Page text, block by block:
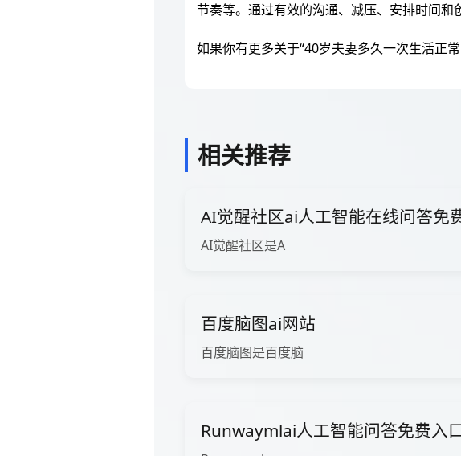
节奏等。通过有效的沟通、减压、安排时间和
如果你有更多关于“40岁夫妻多久一次生活正
相关推荐
AI觉醒社区ai人工智能在线问答免
AI觉醒社区是A
百度脑图ai网站
百度脑图是百度脑
Runwaymlai人工智能问答免费入